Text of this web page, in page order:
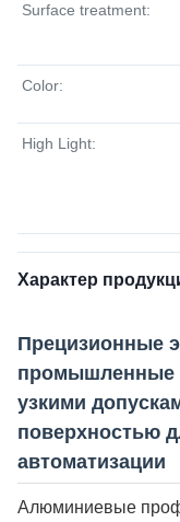
Surface treatment:
Color:
High Light:
Характер
Прецизионные
промышленные
узкими
поверхностью
автоматизации
Алюминиевые